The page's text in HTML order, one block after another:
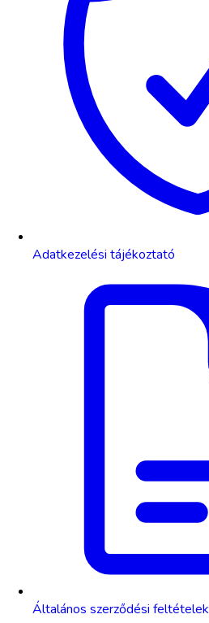
Adatkezelési tájékoztató
Általános szerződési feltételek